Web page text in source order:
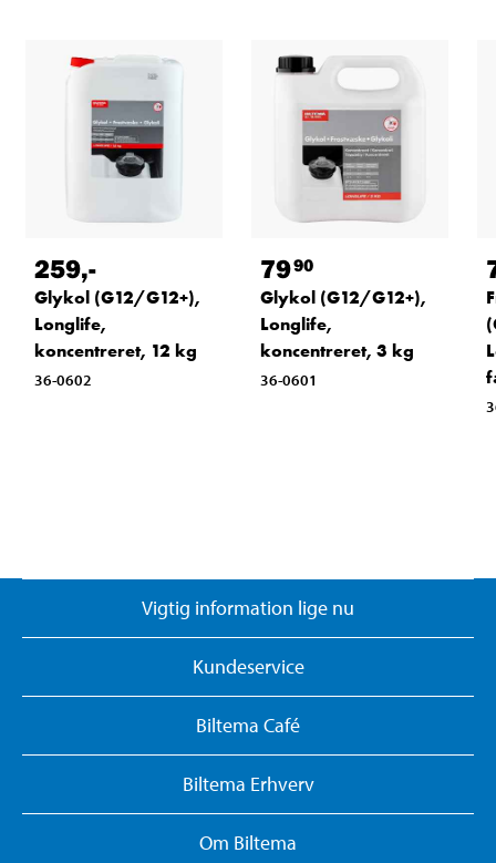
259,-
Glykol (G12/G12+),
Longlife,
koncentreret, 12 kg
36-0602
7990
Glykol (G12/G12+),
Longlife,
koncentreret, 3 kg
36-0601
Vigtig information lige nu
Kundeservice
Biltema Café
Biltema Erhverv
Om Biltema